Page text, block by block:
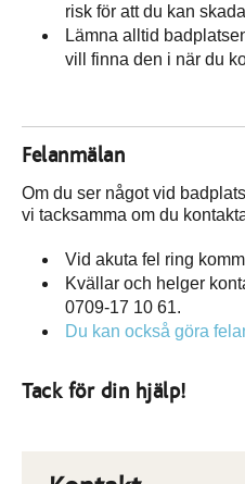
risk för att du kan
Lämna alltid
vill finna den i när du
Felanmälan
Om du ser något vid
vi tacksamma om du
Vid akuta fel ring
Kvällar och helger
0709-17 10 61.
Du kan också göra
Tack för din hjälp!